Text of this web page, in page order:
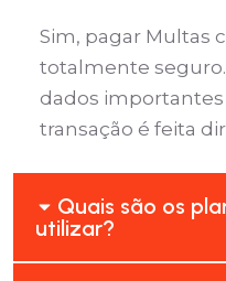
Sim, pagar Multas
totalmente seguro.
dados
transação é feita
Quais são os
utilizar?